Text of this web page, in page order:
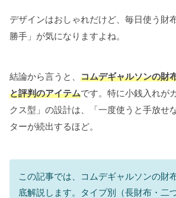
デザインはおしゃれだけど、毎日使う財
勝手」が気になりますよね。
結論から言うと、 コムデギャルソンの財
と評判のアイテムです。特に小銭入れが
クス型」の設計は、「一度使うと手放せ
ターが続出するほど。
この記事では、コムデギャルソンの財
底解説します。タイプ別（長財布・二